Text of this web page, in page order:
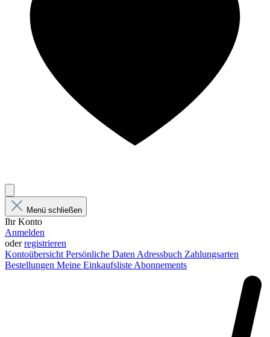
Menü schließen
Ihr Konto
Anmelden
oderregistrieren
Kontoübersicht Persönliche Daten Adressbuch Zahlungsarten
Bestellungen Meine Einkaufsliste Abonnements